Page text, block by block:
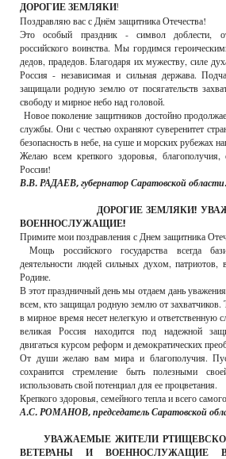
ДОРОГИЕ ЗЕМЛЯКИ!
Поздравляю вас с Днём защитника Отечества!
Это особый праздник - символ доблести,
российского воинства. Мы гордимся
дедов, прадедов. Благодаря их мужеству, силе
Россия - независимая и сильная держава.
защищали родную землю от посягательств
свободу и мирное небо над головой.
Новое поколение защитников достойно
службы. Они с честью охраняют суверенитет
безопасность в небе, на суше и морских рубежах
Желаю всем крепкого здоровья, благополучия,
России!
В.В. РАДАЕВ, губернатор Саратовской области.
ДОРОГИЕ ЗЕМЛЯКИ!
ВОЕННОСЛУЖАЩИЕ!
Примите мои поздравления с Днем защитника
Мощь российского государства всегда
деятельности людей сильных духом,
Родине.
В этот праздничный день мы отдаем дань
всем, кто защищал родную землю от захватчиков.
в мирное время несет нелегкую и ответственную
великая Россия находится под надежной
двигаться курсом реформ и демократических
От души желаю вам мира и благополучия.
сохранится стремление быть полезными
использовать свой потенциал для ее процветания.
Крепкого здоровья, семейного тепла и всего
А.С. РОМАНОВ, председатель Саратовской
УВАЖАЕМЫЕ ЖИТЕЛИ
ВЕТЕРАНЫ И ВОЕННОСЛУЖАЩИЕ